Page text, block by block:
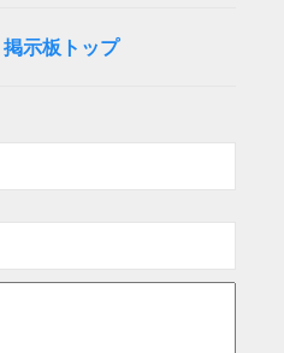
掲示板トップ